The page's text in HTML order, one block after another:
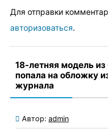
Для отправки
авторизоваться.
18-летняя модель
попала на обложку
журнала
Автор: admin